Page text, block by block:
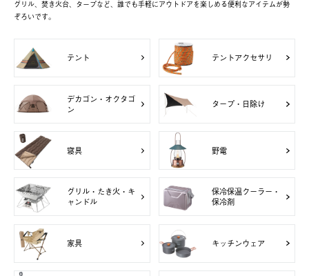
グリル、焚き火台、タープなど、誰でも手軽にアウトドアを楽しめる便利なアイテムが勢
ぞろいです。
テント テントアクセサリ
デカゴン・オクタゴ
ン
タープ・日除け
寝具 野電
グリル・たき火・キ
ャンドル
保冷保温クーラー・
保冷剤
家具 キッチンウェア